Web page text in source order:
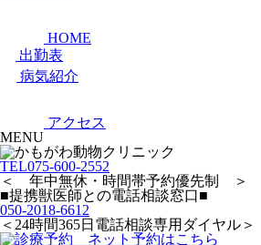
HOME
出勤表
病気紹介
アクセス
MENU
TEL075-600-2552
＜ 年中無休・時間帯予約優先制 ＞
■提携獣医師との電話相談窓口■
050-2018-6612
＜24時間365日電話相談専用ダイヤル＞